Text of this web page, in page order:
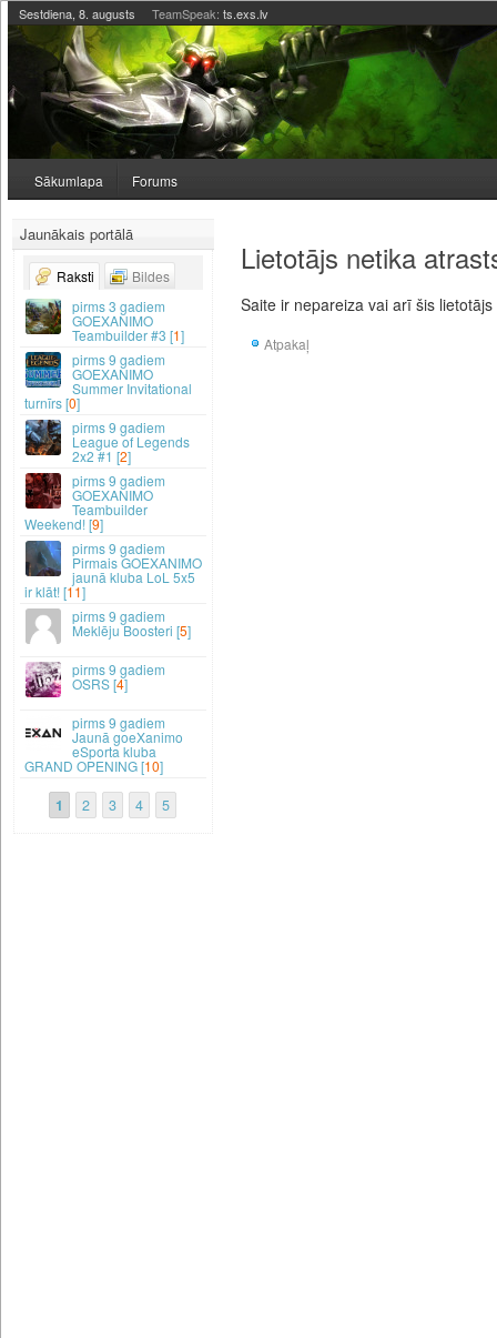
Sestdiena, 8. augusts TeamSpeak: ts.exs.lv
Sākumlapa Forums
Lietotājs netika
Saite ir nepareiza vai arī šis
Atpakaļ
Jaunākais portālā
Raksti
Bildes
3 gadiem
GOEXANIMO
Teambuilder #3 [1]
9 gadiem
GOEXANIMO
Summer Invitational
turnīrs [0]
9 gadiem
League of Legends
2x2 #1 [2]
9 gadiem
GOEXANIMO
Teambuilder
Weekend! [9]
9 gadiem
Pirmais GOEXANIMO
jaunā kluba LoL 5x5
ir klāt! [11]
9 gadiem
Meklēju Boosteri [5]
9 gadiem
OSRS [4]
9 gadiem
Jaunā goeXanimo
eSporta kluba
GRAND OPENING [10]
1 2 3 4 5